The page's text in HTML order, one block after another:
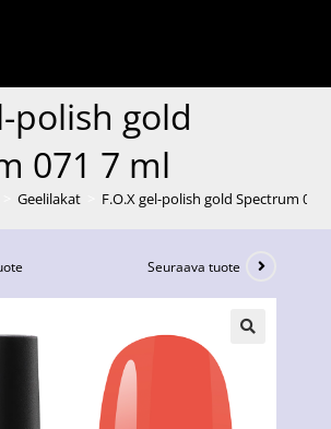
polish gold
071 7 ml
Geelilakat F.O.X gel-polish gold Spectrum 071
Seuraava tuote